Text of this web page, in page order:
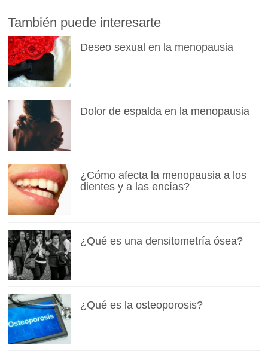
También puede interesarte
Deseo sexual en la menopausia
Dolor de espalda en la menopausia
¿Cómo afecta la menopausia a los
dientes y a las encías?
¿Qué es una densitometría ósea?
¿Qué es la osteoporosis?